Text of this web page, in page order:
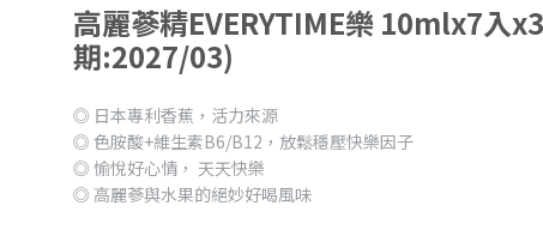
高麗蔘精EVERYTIME樂 10mlx7入
期:2027/03)
◎ 日本專利香蕉，活力來源
◎ 色胺酸+維生素B6/B12，放鬆穩壓快樂因子
◎ 愉悅好心情， 天天快樂
◎ 高麗蔘與水果的絕妙好喝風味